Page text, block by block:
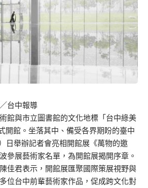
台中報導
館與市立圖書館的文化地標「台中綠美
開館。坐落其中、備受各界期盼的臺中
日舉辦記者會亮相開館展《萬物的邀
參展藝術家名單，為開館展揭開序章。
佳君表示，開館展匯聚國際策展視野與
位台中前輩藝術家作品，促成跨文化對